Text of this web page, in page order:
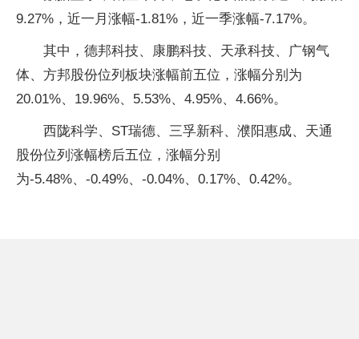
9.27%，近一月涨幅-1.81%，近一季涨幅-7.17%。
其中，德邦科技、康鹏科技、天承科技、广钢气
体、方邦股份位列板块涨幅前五位，涨幅分别为
20.01%、19.96%、5.53%、4.95%、4.66%。
西陇科学、ST瑞德、三孚新科、濮阳惠成、天通
股份位列涨幅榜后五位，涨幅分别
为-5.48%、-0.49%、-0.04%、0.17%、0.42%。